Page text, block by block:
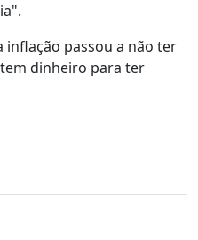
inflação passou a não ter
dinheiro para ter